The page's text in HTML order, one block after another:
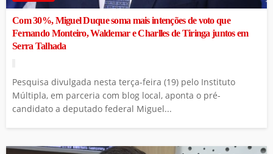
Com 30%, Miguel Duque soma mais intenções de voto que
Fernando Monteiro, Waldemar e Charlles de Tiringa juntos em
Serra Talhada
Pesquisa divulgada nesta terça-feira (19) pelo Instituto
Múltipla, em parceria com blog local, aponta o pré-
candidato a deputado federal Miguel...